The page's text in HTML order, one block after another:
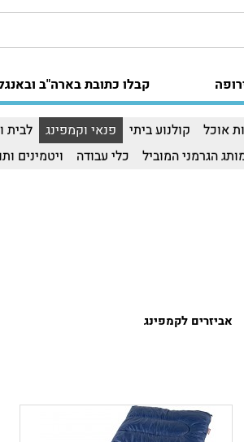
קבלו כתובת בארה"ב
אוכל קולנוע ביתי פנאי וקמפינג לבית
כלי עבודה ויטמינים
אביזרים לקמפינג